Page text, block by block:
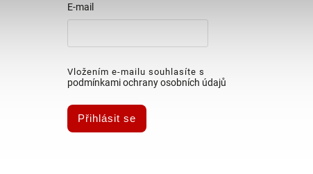
E-mail
Vložením e-mailu souhlasíte s
podmínkami ochrany osobních údajů
Přihlásit se